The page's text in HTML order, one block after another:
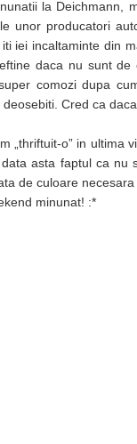
la Deichmann,
unor producatori
iei incaltaminte din
daca nu sunt
comozi dupa
Cred ca
„thriftuit-o” in
asta faptul ca
de culoare
minunat! :*